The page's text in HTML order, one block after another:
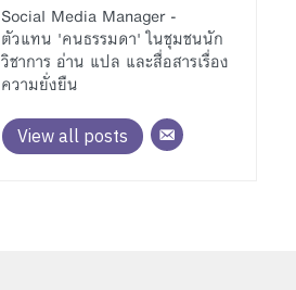
Social Media Manager -
ตัวแทน 'คนธรรมดา' ในชุมชนนัก
วิชาการ อ่าน แปล และสื่อสารเรื่อง
ความยั่งยืน
View all posts